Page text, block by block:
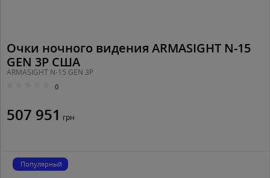
Очки ночного видения ARMASIGHT N-15
GEN 3P США
ARMASIGHT N-15 GEN 3P
0
507 951 грн
Популярный